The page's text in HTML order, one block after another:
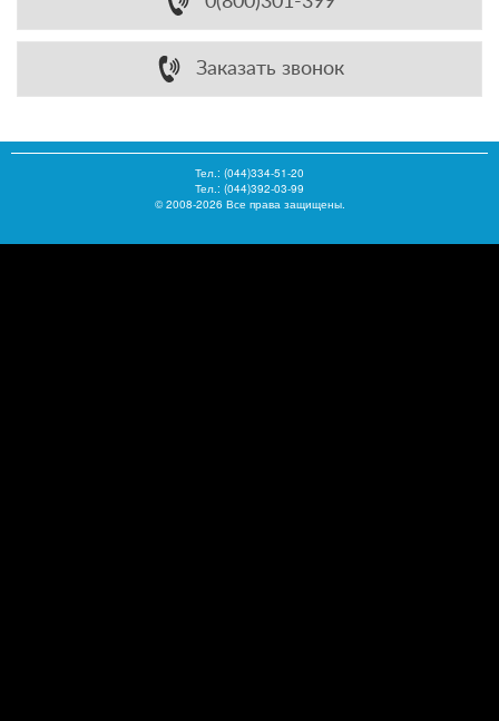
Заказать звонок
Тел.: (044)334-51-20
Тел.: (044)392-03-99
© 2008-2026 Все права защищены.